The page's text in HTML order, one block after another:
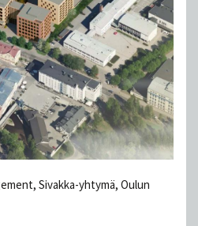
Sivakka-yhtymä, Oulun